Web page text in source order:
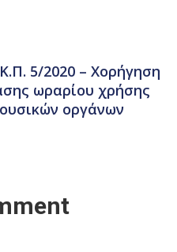
5/2020 – Χορήγηση
ωραρίου χρήσης
οργάνων